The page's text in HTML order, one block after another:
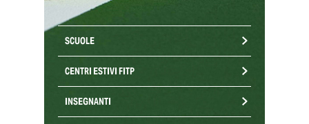
SCUOLE
CENTRI ESTIVI FITP
INSEGNANTI